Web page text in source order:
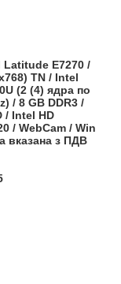
Latitude E7270 /
TN / Intel
(2 (4) ядра по
/ 8 GB DDR3 /
/ Intel HD
/ WebCam / Win
вказана з ПДВ